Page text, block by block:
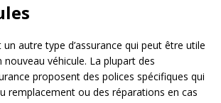
autre type d’assurance qui peut être utile
nouveau véhicule. La plupart des
proposent des polices spécifiques qui
remplacement ou des réparations en cas